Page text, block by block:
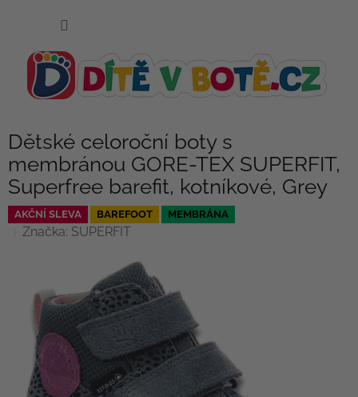
Dětské celoroční boty s
membránou GORE-TEX SUPERFIT,
Superfree barefit, kotníkové, Grey
AKČNÍ SLEVA BAREFOOT MEMBRÁNA
Značka: SUPERFIT